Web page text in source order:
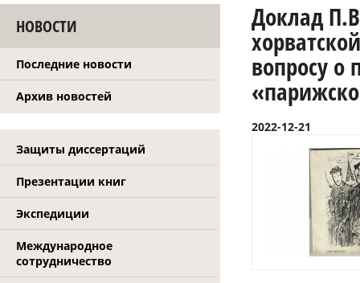
НОВОСТИ
Последние новости
Архив новостей
Защиты диссертаций
Презентации книг
Экспедиции
Международное
сотрудничество
Доклад
вопросу о
2022-12-21